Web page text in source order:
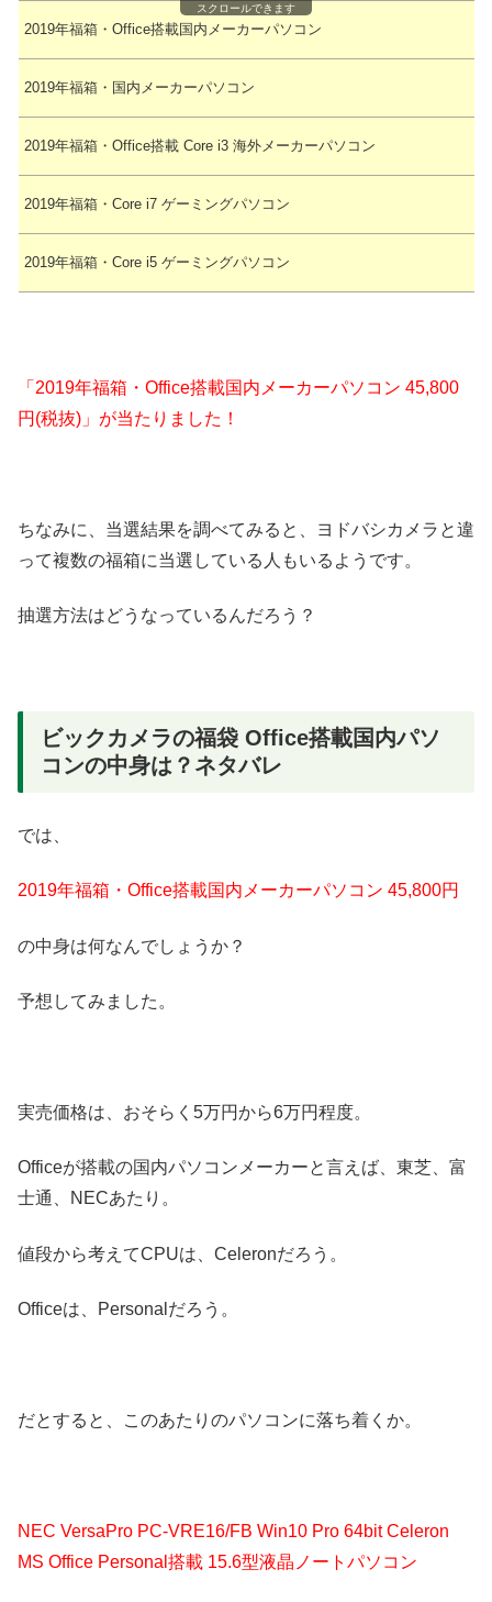
2019年福箱・Office搭載国内メーカーパソコン
2019年福箱・国内メーカーパソコン
2019年福箱・Office搭載 Core i3 海外メーカーパソコン
2019年福箱・Core i7 ゲーミングパソコン
2019年福箱・Core i5 ゲーミングパソコン
スクロールできます
「2019年福箱・Office搭載国内メーカーパソコン 45,800
円(税抜)」が当たりました！
ちなみに、当選結果を調べてみると、ヨドバシカメラと違
って複数の福箱に当選している人もいるようです。
抽選方法はどうなっているんだろう？
ビックカメラの福袋 Office搭載国内パソ
コンの中身は？ネタバレ
では、
2019年福箱・Office搭載国内メーカーパソコン 45,800円
の中身は何なんでしょうか？
予想してみました。
実売価格は、おそらく5万円から6万円程度。
Officeが搭載の国内パソコンメーカーと言えば、東芝、富
士通、NECあたり。
値段から考えてCPUは、Celeronだろう。
Officeは、Personalだろう。
だとすると、このあたりのパソコンに落ち着くか。
NEC VersaPro PC-VRE16/FB Win10 Pro 64bit Celeron
MS Office Personal搭載 15.6型液晶ノートパソコン